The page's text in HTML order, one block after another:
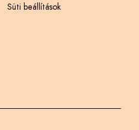
Süti beállítások